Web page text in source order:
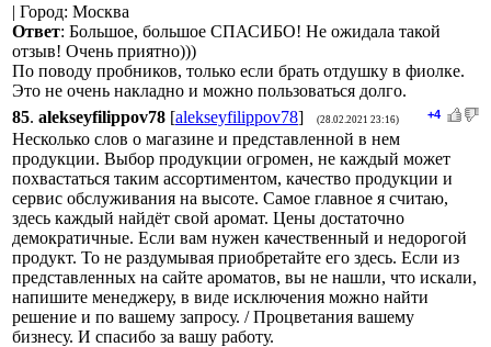
| Город: Москва
Ответ: Большое, большое СПАСИБО! Не ожидала такой
отзыв! Очень приятно)))
По поводу пробников, только если брать отдушку в фиолке.
Это не очень накладно и можно пользоваться долго.
+4
85. alekseyfilippov78 [alekseyfilippov78] (28.02.2021 23:16)
Несколько слов о магазине и представленной в нем
продукции. Выбор продукции огромен, не каждый может
похвастаться таким ассортиментом, качество продукции и
сервис обслуживания на высоте. Самое главное я считаю,
здесь каждый найдёт свой аромат. Цены достаточно
демократичные. Если вам нужен качественный и недорогой
продукт. То не раздумывая приобретайте его здесь. Если из
представленных на сайте ароматов, вы не нашли, что искали,
напишите менеджеру, в виде исключения можно найти
решение и по вашему запросу. / Процветания вашему
бизнесу. И спасибо за вашу работу.